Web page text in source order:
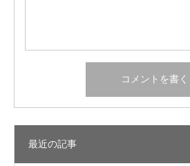
最近の記事